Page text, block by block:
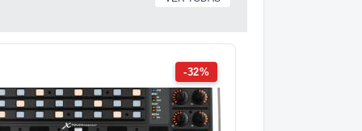
-32%